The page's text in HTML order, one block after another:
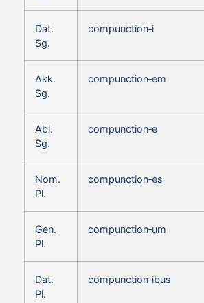
Dat.
Sg.
compunction‑i
Akk.
Sg.
compunction‑em
Abl.
Sg.
compunction‑e
Nom.
Pl.
compunction‑es
Gen.
Pl.
compunction‑um
Dat.
Pl.
compunction‑ibus